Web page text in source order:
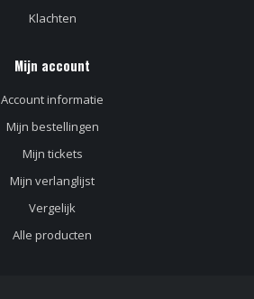
Klachten
Mijn account
Account informatie
Mijn bestellingen
Mijn tickets
Mijn verlanglijst
Vergelijk
Alle producten